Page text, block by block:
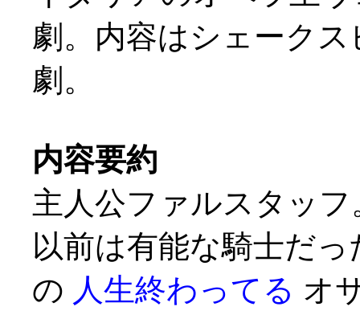
劇。内容はシェーク
劇。
内容要約
主人公ファルスタッフ
以前は有能な騎士だ
の 人生終わってる オ